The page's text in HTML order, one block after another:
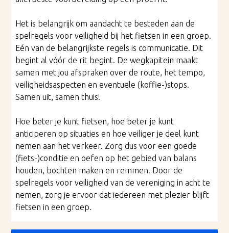
Het is belangrijk om aandacht te besteden aan de
spelregels voor veiligheid bij het fietsen in een groep.
Eén van de belangrijkste regels is communicatie. Dit
begint al vóór de rit begint. De wegkapitein maakt
samen met jou afspraken over de route, het tempo,
veiligheidsaspecten en eventuele (koffie-)stops.
Samen uit, samen thuis!
Hoe beter je kunt fietsen, hoe beter je kunt
anticiperen op situaties en hoe veiliger je deel kunt
nemen aan het verkeer. Zorg dus voor een goede
(fiets-)conditie en oefen op het gebied van balans
houden, bochten maken en remmen. Door de
spelregels voor veiligheid van de vereniging in acht te
nemen, zorg je ervoor dat iedereen met plezier blijft
fietsen in een groep.